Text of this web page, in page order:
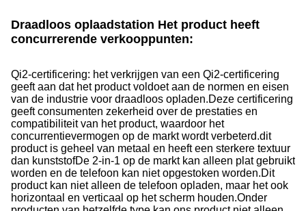
Draadloos oplaadstation Het product heeft
concurrerende verkooppunten:
Qi2-certificering: het verkrijgen van een Qi2-certificering
geeft aan dat het product voldoet aan de normen en eisen
van de industrie voor draadloos opladen.Deze certificering
geeft consumenten zekerheid over de prestaties en
compatibiliteit van het product, waardoor het
concurrentievermogen op de markt wordt verbeterd.dit
product is geheel van metaal en heeft een sterkere textuur
dan kunststofDe 2-in-1 op de markt kan alleen plat gebruikt
worden en de telefoon kan niet opgestoken worden.Dit
product kan niet alleen de telefoon opladen, maar het ook
horizontaal en verticaal op het scherm houden.Onder